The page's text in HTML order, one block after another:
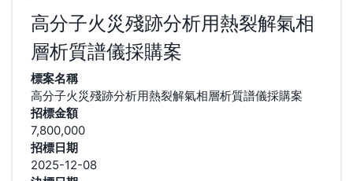
高分子火災殘跡分析用熱裂解氣相
層析質譜儀採購案
標案名稱
高分子火災殘跡分析用熱裂解氣相層析質譜儀採購案
招標金額
7,800,000
招標日期
2025-12-08